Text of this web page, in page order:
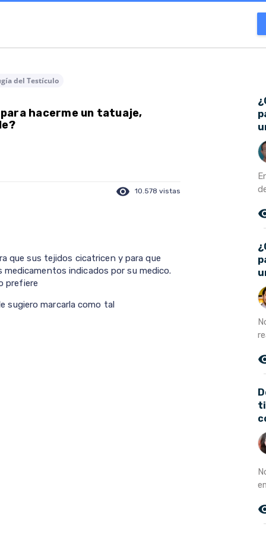
del Testículo
hacerme un tatuaje,
visibility 10.578 vistas
que sus tejidos cicatricen y para que
indicados por su medico.
prefiere
sugiero marcarla como tal